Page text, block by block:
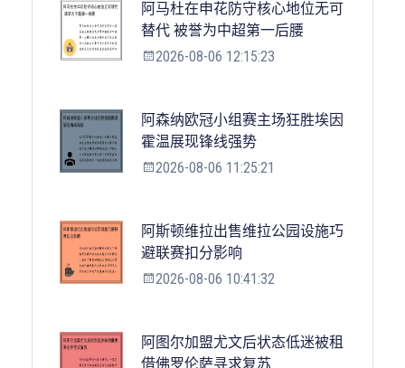
阿马杜在申花防守核心地位无可
替代 被誉为中超第一后腰
2026-08-06 12:15:23
阿森纳欧冠小组赛主场狂胜埃因
霍温展现锋线强势
2026-08-06 11:25:21
阿斯顿维拉出售维拉公园设施巧
避联赛扣分影响
2026-08-06 10:41:32
阿图尔加盟尤文后状态低迷被租
借佛罗伦萨寻求复苏